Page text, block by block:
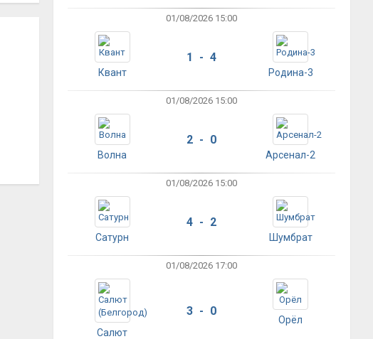
01/08/2026 15:00
Квант
1 - 4
Родина-3
01/08/2026 15:00
Волна
2 - 0
Арсенал-2
01/08/2026 15:00
Сатурн
4 - 2
Шумбрат
01/08/2026 17:00
Салют
3 - 0
Орёл